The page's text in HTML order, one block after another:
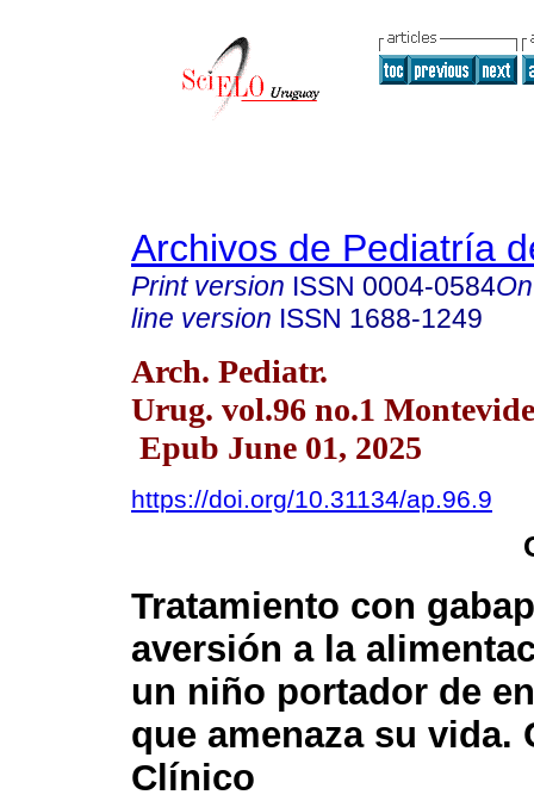
Archivos de Pediatría
Print version ISSN 0004-0584
line version ISSN 1688-1249
Arch. Pediatr.
Urug. vol.96 no.1
Epub June 01, 2025
https://doi.org/10.31134/ap.96.9
Tratamiento con
aversión a la
un niño portador de
que amenaza su vida.
Clínico